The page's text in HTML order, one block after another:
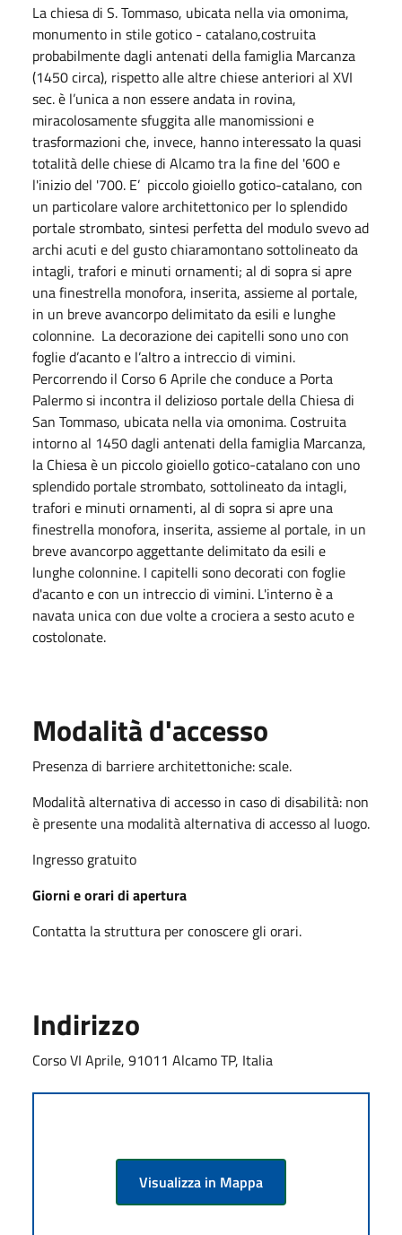
La chiesa di S. Tommaso, ubicata nella via omonima,
monumento in stile gotico - catalano,costruita
probabilmente dagli antenati della famiglia Marcanza
(1450 circa), rispetto alle altre chiese anteriori al XVI
sec. è l’unica a non essere andata in rovina,
miracolosamente sfuggita alle manomissioni e
trasformazioni che, invece, hanno interessato la quasi
totalità delle chiese di Alcamo tra la fine del '600 e
l'inizio del '700. E’ piccolo gioiello gotico-catalano, con
un particolare valore architettonico per lo splendido
portale strombato, sintesi perfetta del modulo svevo ad
archi acuti e del gusto chiaramontano sottolineato da
intagli, trafori e minuti ornamenti; al di sopra si apre
una finestrella monofora, inserita, assieme al portale,
in un breve avancorpo delimitato da esili e lunghe
colonnine. La decorazione dei capitelli sono uno con
foglie d’acanto e l’altro a intreccio di vimini.
Percorrendo il Corso 6 Aprile che conduce a Porta
Palermo si incontra il delizioso portale della Chiesa di
San Tommaso, ubicata nella via omonima. Costruita
intorno al 1450 dagli antenati della famiglia Marcanza,
la Chiesa è un piccolo gioiello gotico-catalano con uno
splendido portale strombato, sottolineato da intagli,
trafori e minuti ornamenti, al di sopra si apre una
finestrella monofora, inserita, assieme al portale, in un
breve avancorpo aggettante delimitato da esili e
lunghe colonnine. I capitelli sono decorati con foglie
d'acanto e con un intreccio di vimini. L'interno è a
navata unica con due volte a crociera a sesto acuto e
costolonate.
Modalità d'accesso
Presenza di barriere architettoniche: scale.
Modalità alternativa di accesso in caso di disabilità: non
è presente una modalità alternativa di accesso al luogo.
Ingresso gratuito
Giorni e orari di apertura
Contatta la struttura per conoscere gli orari.
Indirizzo
Corso VI Aprile, 91011 Alcamo TP, Italia
Visualizza in Mappa